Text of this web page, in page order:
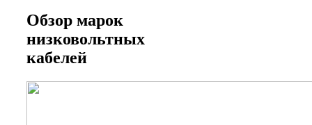
Обзор марок
низковольтных
кабелей